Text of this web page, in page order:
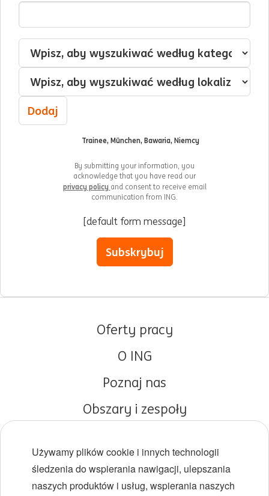
Adres e-mail
Jestem zainteresowany/-a
Kategoria
Lokalizacja
Dodaj
Trainee, München, Bawaria, Niemcy
By submitting your information, you
acknowledge that you have read our
privacy policy and consent to receive email
communication from ING.
[default form message]
Subskrybuj
Oferty pracy
O ING
Poznaj nas
Obszary i zespoły
Różnorodność i inkluzywność
Lokalizacje
Używamy plików cookie i innych technologii
śledzenia do wspierania nawigacji, ulepszania
naszych produktów i usług, wspierania naszych